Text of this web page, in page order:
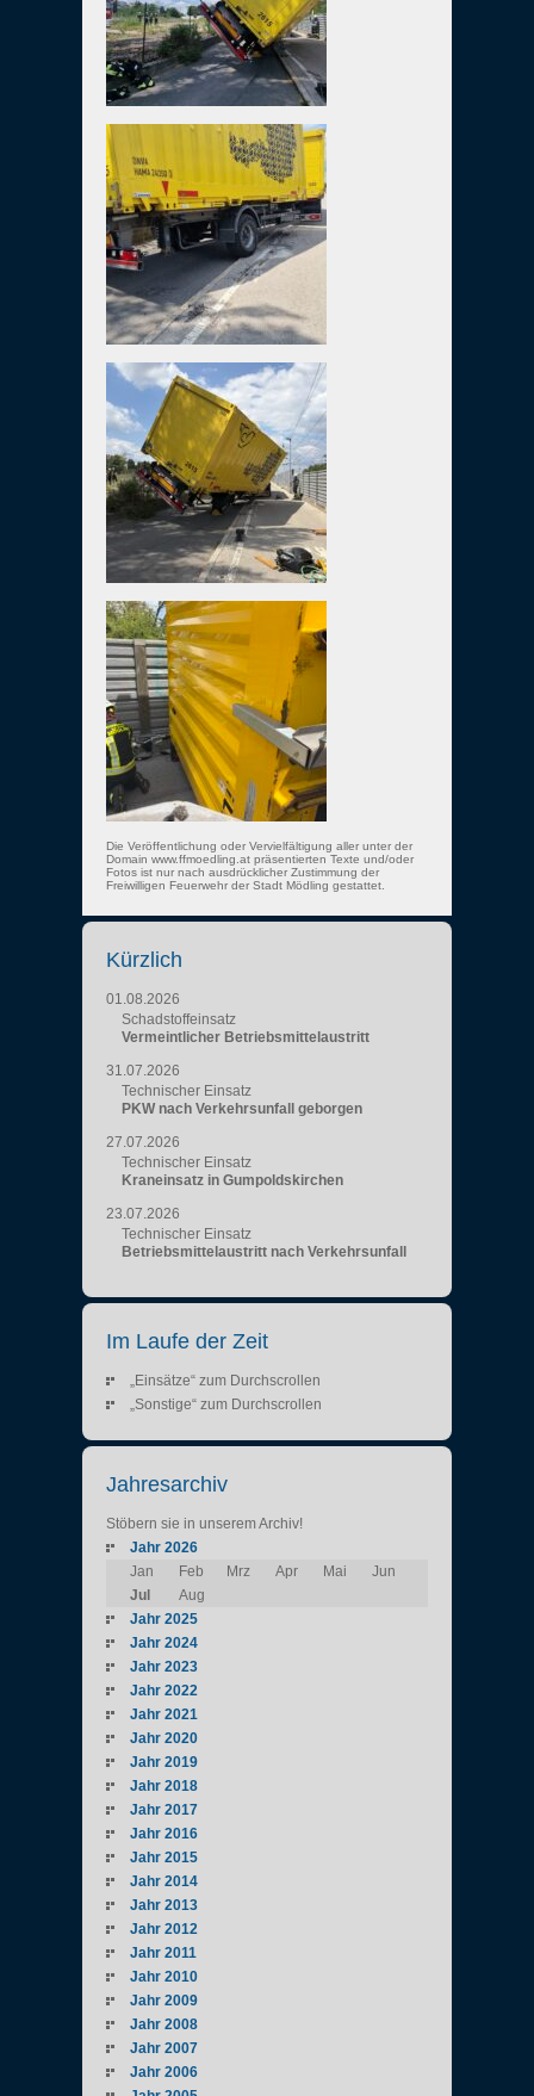
Die Veröffentlichung oder Vervielfältigung aller unter der
Domain www.ffmoedling.at präsentierten Texte und/oder
Fotos ist nur nach ausdrücklicher Zustimmung der
Freiwilligen Feuerwehr der Stadt Mödling gestattet.
Kürzlich
01.08.2026
Schadstoffeinsatz
Vermeintlicher Betriebsmittelaustritt
31.07.2026
Technischer Einsatz
PKW nach Verkehrsunfall geborgen
27.07.2026
Technischer Einsatz
Kraneinsatz in Gumpoldskirchen
23.07.2026
Technischer Einsatz
Betriebsmittelaustritt nach Verkehrsunfall
Im Laufe der Zeit
„Einsätze“ zum Durchscrollen
„Sonstige“ zum Durchscrollen
Jahresarchiv
Stöbern sie in unserem Archiv!
Jahr 2026
Jan
Feb Mrz Apr Mai
Jun
Jul
Aug
Jahr 2025
Jahr 2024
Jahr 2023
Jahr 2022
Jahr 2021
Jahr 2020
Jahr 2019
Jahr 2018
Jahr 2017
Jahr 2016
Jahr 2015
Jahr 2014
Jahr 2013
Jahr 2012
Jahr 2011
Jahr 2010
Jahr 2009
Jahr 2008
Jahr 2007
Jahr 2006